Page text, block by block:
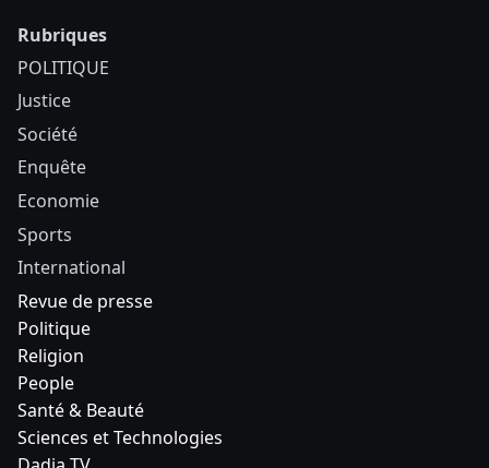
Rubriques
POLITIQUE
Justice
Société
Enquête
Economie
Sports
International
Revue de presse
Politique
Religion
People
Santé & Beauté
Sciences et Technologies